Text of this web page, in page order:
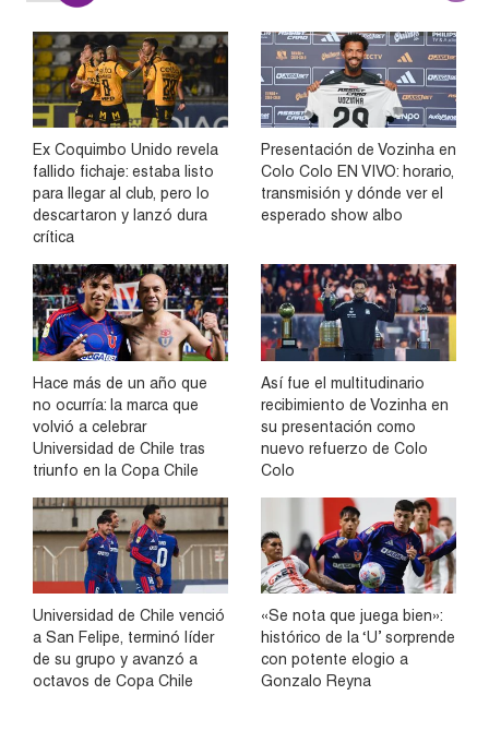
Ex Coquimbo Unido revela
fallido fichaje: estaba listo
para llegar al club, pero lo
descartaron y lanzó dura
crítica
Presentación de Vozinha en
Colo Colo EN VIVO: horario,
transmisión y dónde ver el
esperado show albo
Hace más de un año que
no ocurría: la marca que
volvió a celebrar
Universidad de Chile tras
triunfo en la Copa Chile
Así fue el multitudinario
recibimiento de Vozinha en
su presentación como
nuevo refuerzo de Colo
Colo
Universidad de Chile venció
a San Felipe, terminó líder
de su grupo y avanzó a
octavos de Copa Chile
«Se nota que juega bien»:
histórico de la ‘U’ sorprende
con potente elogio a
Gonzalo Reyna